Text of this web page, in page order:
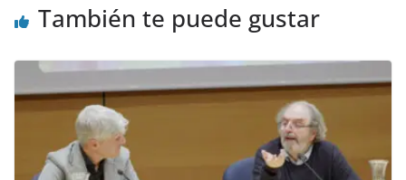
También te puede gustar